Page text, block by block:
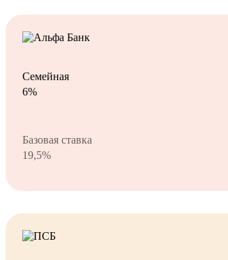
Семейная
6%
Базовая ставка
19,5%